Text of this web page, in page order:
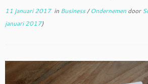
11 januari 2017in Business/Ondernemen door
januari 2017)